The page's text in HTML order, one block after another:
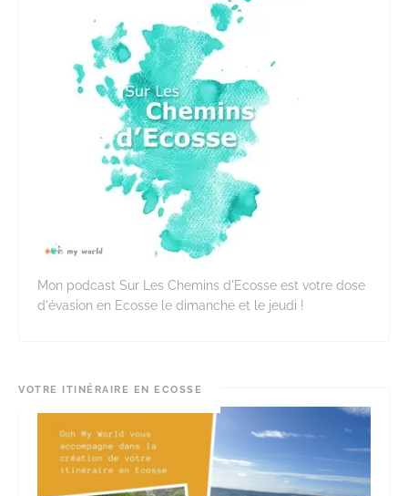
Mon podcast Sur Les Chemins d'Ecosse est votre dose
d'évasion en Ecosse le dimanche et le jeudi !
VOTRE ITINÉRAIRE EN ECOSSE